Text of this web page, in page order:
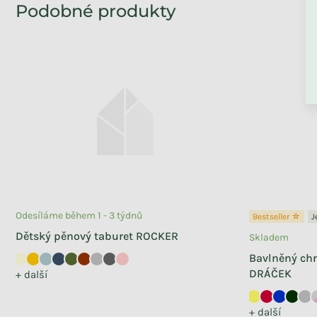
Dětský pěnový taburet ROCKER
+ další
Odesíláme během 1 - 3 týdnů Bestseller ☆
Bavlněný
DRÁČEK
+ další
Skladem